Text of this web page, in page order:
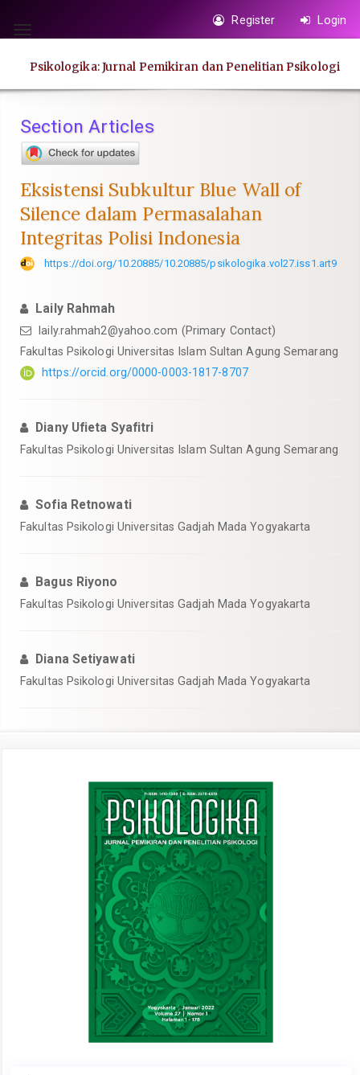
jump
content
Navigation
Main
Sidebar
Toggle
Register Login
Psikologika: Jurnal Pemikiran dan Penelitian Psikologi
Section Articles
Eksistensi Subkultur Blue Wall of
Silence dalam Permasalahan
Integritas Polisi Indonesia
https://doi.org/10.20885/10.20885/psikologika.vol27.iss1.art9
Laily Rahmah
laily.rahmah2@yahoo.com (Primary Contact)
Fakultas Psikologi Universitas Islam Sultan Agung Semarang
https://orcid.org/0000-0003-1817-8707
Diany Ufieta Syafitri
Fakultas Psikologi Universitas Islam Sultan Agung Semarang
Sofia Retnowati
Fakultas Psikologi Universitas Gadjah Mada Yogyakarta
Bagus Riyono
Fakultas Psikologi Universitas Gadjah Mada Yogyakarta
Diana Setiyawati
Fakultas Psikologi Universitas Gadjah Mada Yogyakarta